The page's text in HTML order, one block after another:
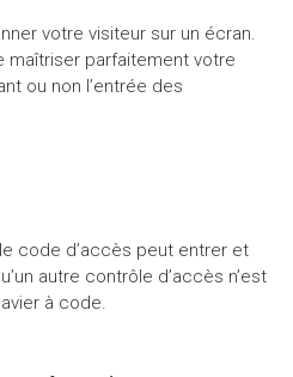
votre visiteur sur un écran.
maîtriser parfaitement votre
ou non l’entrée des
code d’accès peut entrer et
autre contrôle d’accès n’est
à code.